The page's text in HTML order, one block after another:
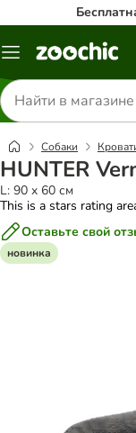
Каталог
Поиск
товаров
Собаки
HUNTER
L: 90 x 60 см
This is a stars rating
Оставьте свой
новинка